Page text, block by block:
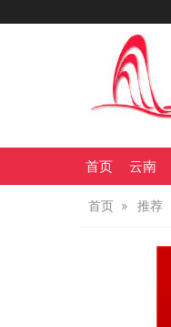
首页 云南
首页 推荐